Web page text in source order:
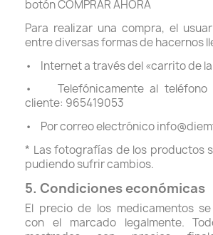
botón COMPRAR AHORA
Para realizar una compra, el
entre diversas formas de hacernos
• Internet a través del «carrito de
• Telefónicamente al teléfono
cliente: 965419053
• Por correo electrónico
* Las fotografías de los productos
pudiendo sufrir cambios.
5. Condiciones económicas
El precio de los medicamentos
con el marcado legalmente.